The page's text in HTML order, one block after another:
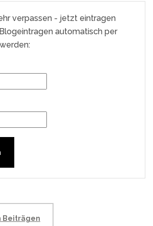
verpassen - jetzt eintragen
automatisch per
Beiträgen